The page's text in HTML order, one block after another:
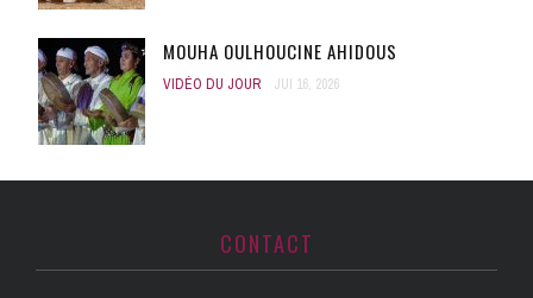
MOUHA OULHOUCINE AHIDOUS
VIDÉO DU JOUR JUI 16, 2026
CONTACT